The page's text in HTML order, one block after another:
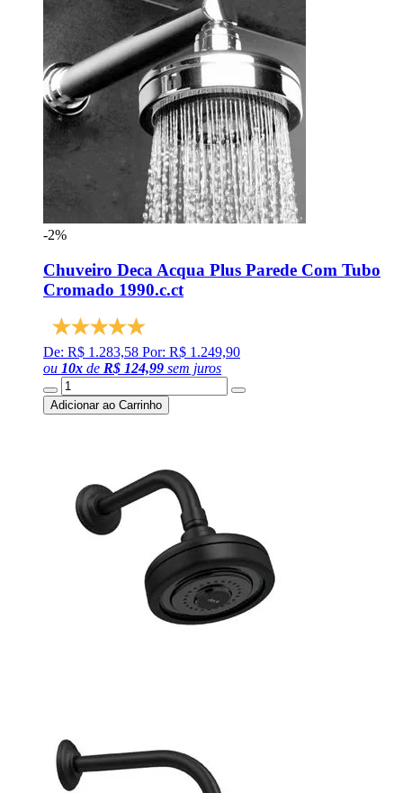
-2%
Chuveiro Deca Acqua Plus Parede Com Tubo
Cromado 1990.c.ct
De: R$ 1.283,58 Por: R$ 1.249,90
ou 10x de R$ 124,99 sem juros
Adicionar ao Carrinho